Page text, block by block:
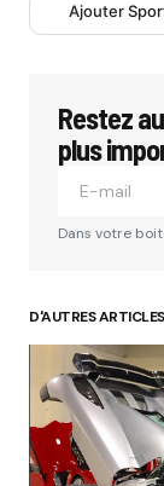
Ajouter
Restez
plus
Dans votre
D'AUTRES ARTICLES